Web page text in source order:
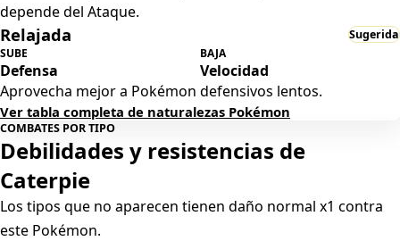
depende del Ataque.
Relajada
Sugerida
SUBE
Defensa
BAJA
Velocidad
Aprovecha mejor a Pokémon defensivos lentos.
Ver tabla completa de naturalezas Pokémon
COMBATES POR TIPO
Debilidades y resistencias de
Caterpie
Los tipos que no aparecen tienen daño normal x1 contra
este Pokémon.